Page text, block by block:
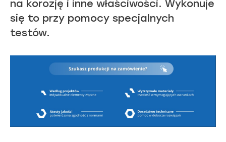
na korozję i inne właściwości. Wykonuje
się to przy pomocy specjalnych
testów.